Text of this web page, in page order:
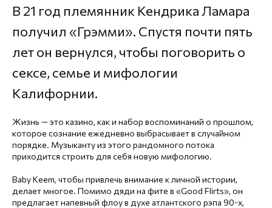
В 21 год племянник Кендрика Ламара
получил «Грэмми». Спустя почти пять
лет он вернулся, чтобы поговорить о
сексе, семье и мифологии
Калифорнии.
Жизнь — это казино, как и набор воспоминаний о прошлом,
которое сознание ежедневно выбрасывает в случайном
порядке. Музыканту из этого рандомного потока
приходится строить для себя новую мифологию.
Baby Keem, чтобы привлечь внимание к личной истории,
делает многое. Помимо дяди на фите в «Good Flirts», он
предлагает напевный флоу в духе атлантского рэпа 90-х,